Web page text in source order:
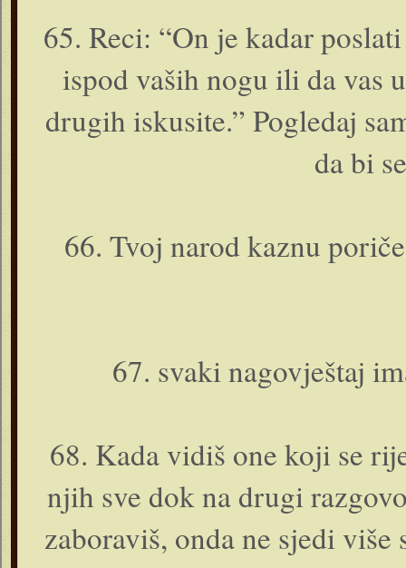
65. Reci: “On je kadar
ispod vaših nogu ili da vas
drugih iskusite.” Pogledaj
da bi
66. Tvoj narod kaznu
67. svaki nagovještaj
68. Kada vidiš o­ne koji se
njih sve dok na drugi
zaboraviš, o­nda ne sjedi